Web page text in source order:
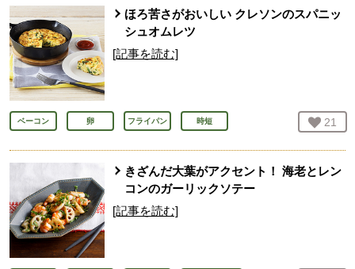
ほろ苦さがおいしい クレソンのスパニッ
シュオムレツ
[記事を読む]
ベーコン 卵 フライパン 時短 お気
21
きざんだ大葉がアクセント！ 海老とレン
コンのガーリックソテー
[記事を読む]